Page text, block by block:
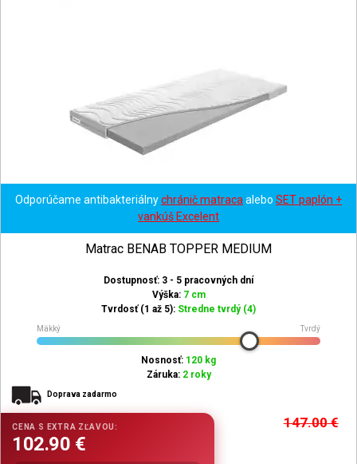
Odporúčame antibakteriálnychránič matraca alebo SET paplón +
vankúš Excelent
Matrac BENAB TOPPER MEDIUM
Dostupnosť: 3 - 5 pracovných dní
Výška: 7 cm
Tvrdosť (1 až 5): Stredne tvrdý (4)
Mäkký Tvrdý
Nosnosť: 120 kg
Záruka: 2 roky
Doprava zadarmo
147.00€